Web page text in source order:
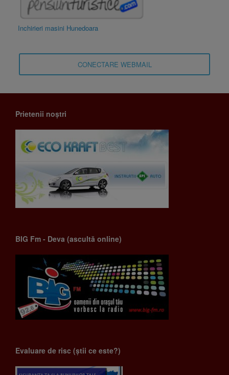
Inchirieri masini Hunedoara
CONECTARE WEBMAIL
Prietenii noștri
BIG Fm - Deva (ascultă online)
Evaluare de risc (știi ce este?)